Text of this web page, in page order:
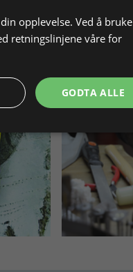
opplevelse. Ved å bruke
retningslinjene våre for
GODTA ALLE